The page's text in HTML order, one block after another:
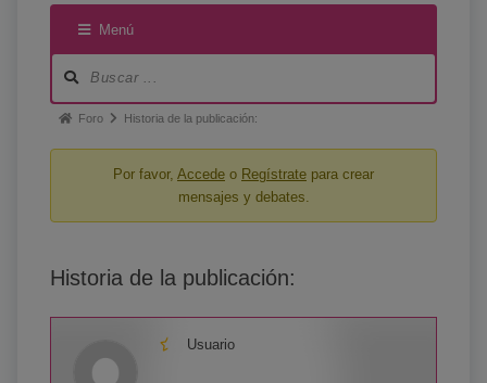
Menú
Foro Historia de la publicación:
Por favor, Accede o Regístrate para crear
mensajes y debates.
Historia de la publicación:
Usuario